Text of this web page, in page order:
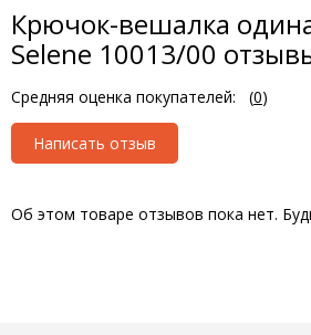
Крючок-вешалка
Selene 10013/00
Средняя оценка покупателей: (0)
Написать отзыв
Об этом товаре отзывов пока нет.